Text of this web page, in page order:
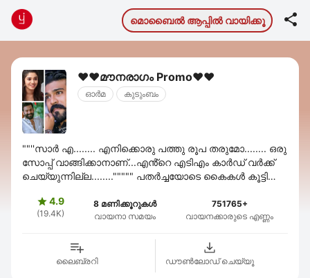
മൊബൈല്‍ ആപ്പില്‍ വായിക്കൂ 
❤️❤️മൗനരാഗം Promo❤️❤️
ഓര്‍മ കുടുംബം
""''സാർ എ........ എനിക്കൊരു പത്തു രൂപ തരുമോ........ ഒരു
സോപ്പ് വാങ്ങിക്കാനാണ്...എൻ്റെ എടിഎം കാർഡ് വർക്ക്
ചെയ്യുന്നില്ല........""""" പതർച്ചയോടെ കൈകൾ കൂട്ടി
4.9
(19.4K)
8 മണിക്കൂറുകൾ
വായനാ സമയം
751765+
വായനക്കാരുടെ എണ്ണം
ലൈബ്രറി ഡൗണ്‍ലോഡ് ചെയ്യൂ